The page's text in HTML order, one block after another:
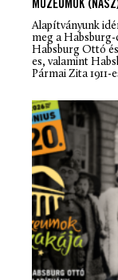
MÚZEUMOK
Alapítványunk
meg a Habsburg-
Habsburg Ottó és
es, valamint
Pármai Zita 1911-